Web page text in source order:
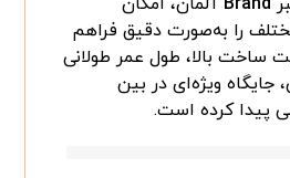
را به‌صورت دقیق فراهم
ساخت بالا، طول عمر طولانی
جایگاه ویژه‌ای در بین
پیدا کرده است.